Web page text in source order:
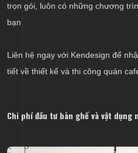
trọn gói, luôn có những chương
bạn
Liên hệ ngay với Kendesign để
tiết về thiết kế và thi công quán
Chi phí đầu tư bàn ghế và vật dụng